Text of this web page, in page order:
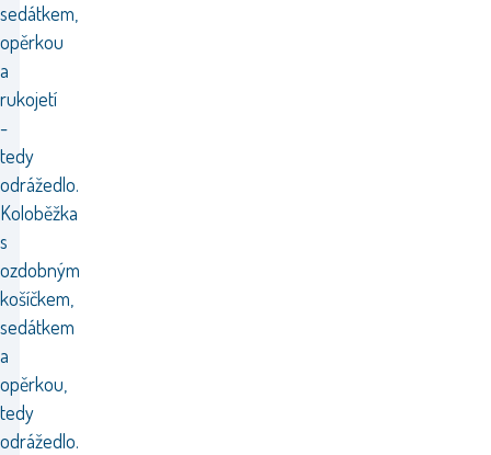
sedátkem,
opěrkou
a
rukojetí
-
tedy
odrážedlo.
Koloběžka
s
ozdobným
košíčkem,
sedátkem
a
opěrkou,
tedy
odrážedlo.